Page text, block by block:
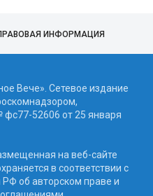
ИНФОРМАЦИЯ
Вече». Сетевое издание
фc77-52606 от 25 января
на веб-сайте
в соответствии с
об авторском праве и